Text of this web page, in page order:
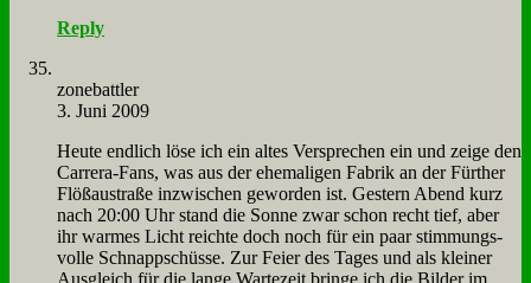
Reply
zone­batt­ler
3. Juni 2009
Heu­te end­lich lö­se ich ein al­tes Ver­spre­chen ein und zei­ge den
Car­rera-Fans, was aus der ehe­ma­li­gen Fa­brik an der Für­ther
Flö­ß­au­stra­ße in­zwi­schen ge­wor­den ist. Ge­stern Abend kurz
nach 20:00 Uhr stand die Son­ne zwar schon recht tief, aber
ihr war­mes Licht reich­te doch noch für ein paar stim­mungs­
vol­le Schnapp­schüs­se. Zur Fei­er des Ta­ges und als klei­ner